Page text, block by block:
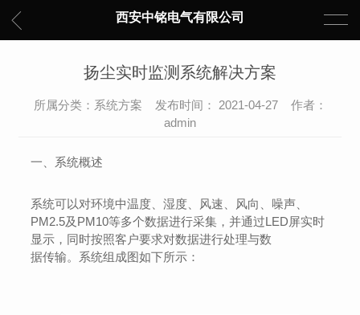
西安中铭电气有限公司
扬尘实时监测系统解决方案
所属分类：系统方案 发布时间： 2021-04-27 作者：
admin
一、系统概述
系统可以对环境中温度、湿度、风速、风向、噪声、
PM2.5及PM10等多个数据进行采集，并通过LED屏实时
显示，同时按照客户要求对数据进行处理与数
据传输。系统组成图如下所示：